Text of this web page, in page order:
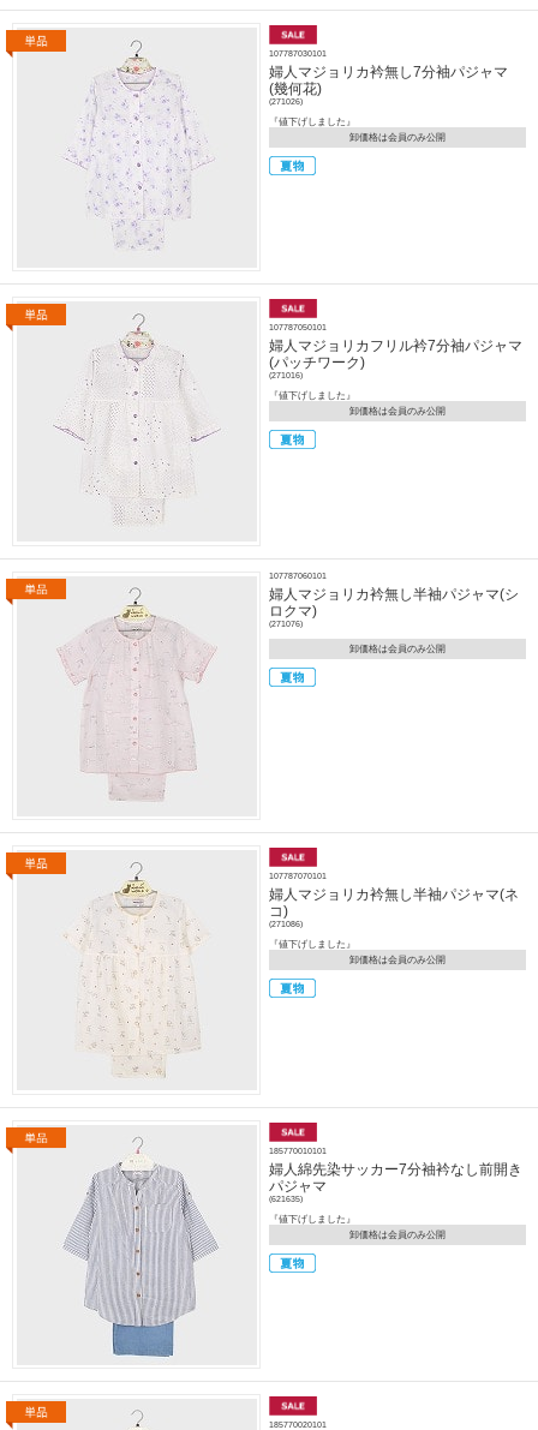
107787030101
婦人マジョリカ衿無し7分袖パジャマ
(幾何花)
(271026)
『値下げしました』
卸価格は会員のみ公開
107787050101
婦人マジョリカフリル衿7分袖パジャマ
(パッチワーク)
(271016)
『値下げしました』
卸価格は会員のみ公開
107787060101
婦人マジョリカ衿無し半袖パジャマ(シ
ロクマ)
(271076)
卸価格は会員のみ公開
107787070101
婦人マジョリカ衿無し半袖パジャマ(ネ
コ)
(271086)
『値下げしました』
卸価格は会員のみ公開
185770010101
婦人綿先染サッカー7分袖衿なし前開き
パジャマ
(621635)
『値下げしました』
卸価格は会員のみ公開
185770020101